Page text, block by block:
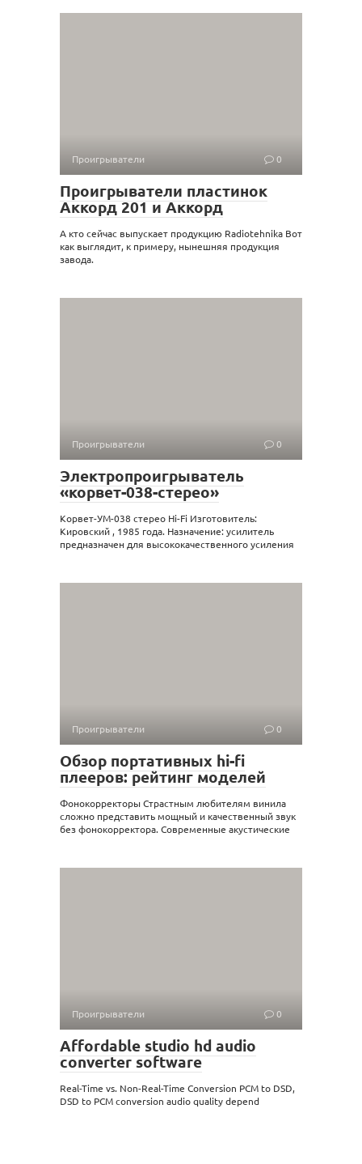
Проигрыватели 0
Проигрыватели пластинок
Аккорд 201 и Аккорд
А кто сейчас выпускает продукцию Radiotehnika Вот
как выглядит, к примеру, нынешняя продукция
завода.
Проигрыватели 0
Электропроигрыватель
«корвет-038-стерео»
Корвет-УМ-038 стерео Hi-Fi Изготовитель:
Кировский , 1985 года. Назначение: усилитель
предназначен для высококачественного усиления
Проигрыватели 0
Обзор портативных hi-fi
плееров: рейтинг моделей
Фонокорректоры Страстным любителям винила
сложно представить мощный и качественный звук
без фонокорректора. Современные акустические
Проигрыватели 0
Affordable studio hd audio
converter software
Real-Time vs. Non-Real-Time Conversion PCM to DSD,
DSD to PCM conversion audio quality depend